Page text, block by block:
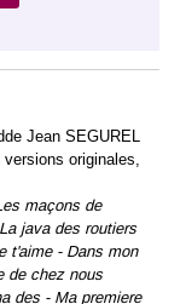
Jean SEGUREL
originales,
maçons de
La java des routiers
t'aime - Dans mon
de chez nous
des - Ma premiere